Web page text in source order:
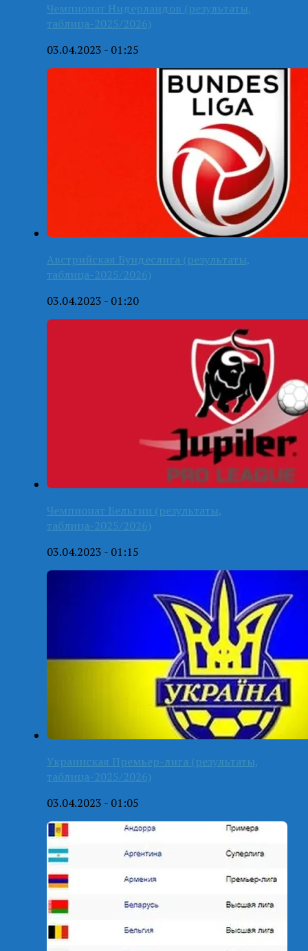
Чемпионат Нидерландов (результаты,
таблица-2025/2026)
03.04.2023 - 01:25
Австрийская Бундеслига (результаты,
таблица-2025/2026)
03.04.2023 - 01:20
Чемпионат Бельгии (результаты,
таблица-2025/2026)
03.04.2023 - 01:15
Украинская Премьер-лига (результаты,
таблица-2025/2026)
03.04.2023 - 01:05